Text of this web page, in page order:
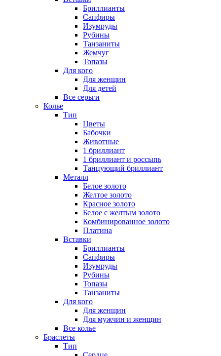
Бриллианты
Сапфиры
Изумруды
Рубины
Танзаниты
Жемчуг
Топазы
Для кого
Для женщин
Для детей
Все серьги
Колье
Тип
Цветы
Бабочки
Животные
1 бриллиант
1 бриллиант и россыпь
Танцующий бриллиант
Металл
Белое золото
Желтое золото
Красное золото
Белое с желтым золото
Комбинированное золото
Платина
Вставки
Бриллианты
Сапфиры
Изумруды
Рубины
Топазы
Танзаниты
Для кого
Для женщин
Для мужчин и женщин
Все колье
Браслеты
Тип